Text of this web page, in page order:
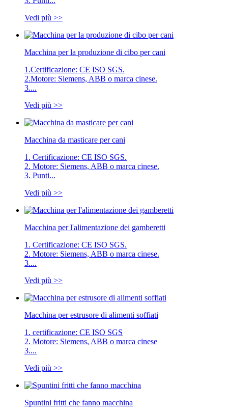
Vedi più >>
Macchina per la produzione di cibo per cani
1.Certificazione: CE ISO SGS.
2.Motore: Siemens, ABB o marca cinese.
3....
Vedi più >>
Macchina da masticare per cani
1. Certificazione: CE ISO SGS.
2. Motore: Siemens, ABB o marca cinese.
3. Punti...
Vedi più >>
Macchina per l'alimentazione dei gamberetti
1. Certificazione: CE ISO SGS.
2. Motore: Siemens, ABB o marca cinese.
3....
Vedi più >>
Macchina per estrusore di alimenti soffiati
1. certificazione: CE ISO SGS
2. Motore: Siemens, ABB o marca cinese
3....
Vedi più >>
Spuntini fritti che fanno macchina